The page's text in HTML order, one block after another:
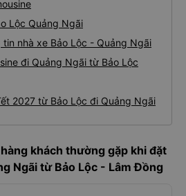
Lộc Quảng Ngãi
nhà xe Bảo Lộc - Quảng Ngãi
đi Quảng Ngãi từ Bảo Lộc
2027 từ Bảo Lộc đi Quảng Ngãi
khách thường gặp khi đặt
Ngãi từ Bảo Lộc - Lâm Đồng